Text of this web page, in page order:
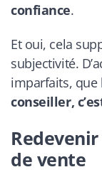
confiance.
Et oui, cela
subjectivité.
imparfaits, que
conseiller,
de vente